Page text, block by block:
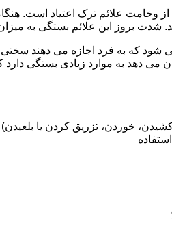
وخامت علائم ترک اعتیاد است.
شدت بروز این علائم بستگی به
شود که به فرد اجازه می دهند
می دهد به موارد زیادی بستگی دارد
خوردن، تزریق کردن یا بلعیدن)